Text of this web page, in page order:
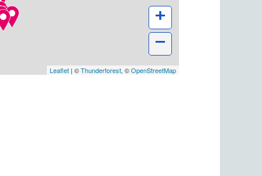
+
−
Leaflet| ©Thunderforest, ©OpenStreetMap